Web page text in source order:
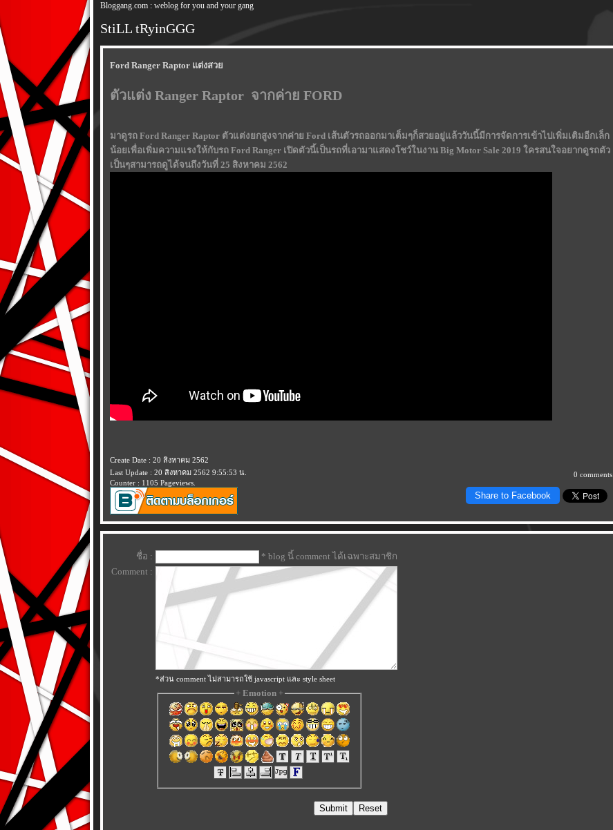
Bloggang.com : weblog for you and your gang
StiLL tRyinGGG
Ford Ranger Raptor แต่งสว
ตัวแต่ง Ranger Raptor จากค่าย FORD
มาดูรถ Ford Ranger Raptor ตัวแต่งยกสูงจากค่าย Ford เส้นตัวรถออกมาเต็มๆก็สวยอยู่แล้ววันนี้มีการจัดการเข้าไปเพิ่มเติมอีกเล็ก
น้อยเพื่อเพิ่มความแรงให้กับรถ Ford Ranger เปิดตัวนี้เป็นรถที่เอามาแสดงโชว์ในงาน Big Motor Sale 2019 ใครสนใจอยากดูรถตัว
เป็นๆสามารถดูได้จนถึงวันที่ 25 สิงหาคม 2562
Create Date : 20 สิงหาคม 2562
Last Update : 20 สิงหาคม 2562 9:55:53 น.
Counter : 1105 Pageviews.
0 comments
Share to Facebook
ชื่อ :
* blog นี้ comment ได้เฉพาะสมาชิก
Comment :
*ส่วน comment ไม่สามารถใช้ javascript และ style sheet
+ Emotion+